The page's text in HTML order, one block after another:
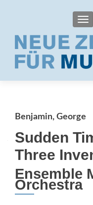
Benjamin, George
Sudden
Three
Ensemble
Orchestra